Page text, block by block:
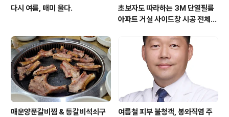
다시 여름, 매미 울다.
초보자도 따라하는 3M 단열필름
아파트 거실 사이드창 시공 전체
매운양푼갈비찜 & 등갈비석쇠구
여름철 피부 불청객, 봉와직염 주